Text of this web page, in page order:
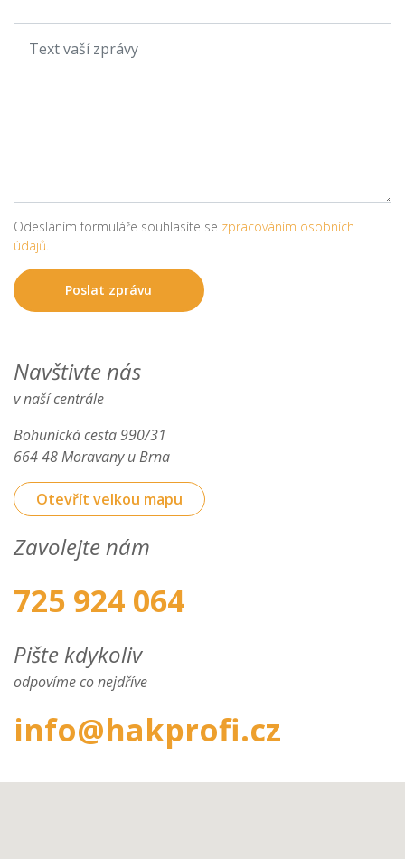
Odesláním formuláře souhlasíte se zpracováním osobních
údajů.
Navštivte nás
v naší centrále
Bohunická cesta 990/31
664 48 Moravany u Brna
Otevřít velkou mapu
Zavolejte nám
725 924 064
Pište kdykoliv
odpovíme co nejdříve
info@hakprofi.cz